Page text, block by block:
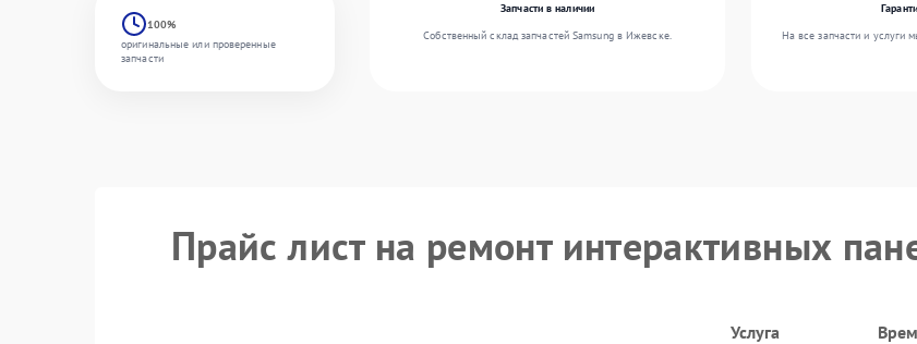
100%
оригинальные или проверенные
запчасти
Запчасти в наличии
Собственный склад запчастей Samsung в Ижевске.
На все запчасти и услуги
Прайс лист на ремонт интерактивных
Услуга